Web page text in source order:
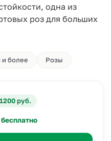
одна из
роз для больших
и более Розы
руб.
бесплатно